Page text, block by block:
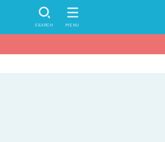
SEARCH MENU